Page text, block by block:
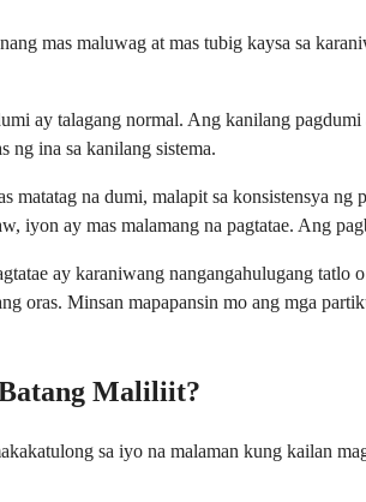
mas maluwag at mas tubig kaysa sa
ay talagang normal. Ang kanilang
ng ina sa kanilang sistema.
matatag na dumi, malapit sa konsistensya
iyon ay mas malamang na pagtatae. Ang
ay karaniwang nangangahulugang
oras. Minsan mapapansin mo ang mga
Batang Maliliit?
sa iyo na malaman kung kailan